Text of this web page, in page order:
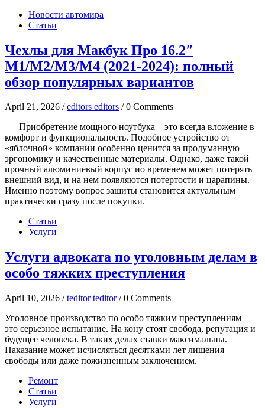
Новости автомира
Статьи
Чехлы для Макбук Про 16.2″
M1/M2/M3/M4 (2021-2024): полный
обзор популярных вариантов
April 21, 2026 /editors editors / 0 Comments
Приобретение мощного ноутбука – это всегда вложение в
комфорт и функциональность. Подобное устройство от
«яблочной» компании особенно ценится за продуманную
эргономику и качественные материалы. Однако, даже такой
прочный алюминиевый корпус ио временем может потерять
внешний вид, и на нем появляются потертости и царапины.
Именно поэтому вопрос защиты становится актуальным
практически сразу после покупки.
Статьи
Услуги
Услуги адвоката по уголовным делам в
особо тяжких преступления
April 10, 2026 /teditor teditor/ 0 Comments
Уголовное производство по особо тяжким преступлениям –
это серьезное испытание. На кону стоят свобода, репутация и
будущее человека. В таких делах ставки максимальны.
Наказание может исчисляться десятками лет лишения
свободы или даже пожизненным заключением.
Ремонт
Статьи
Услуги